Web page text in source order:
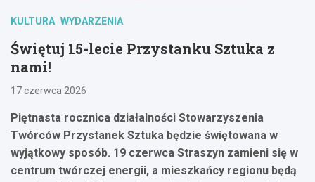
KULTURA WYDARZENIA
Świętuj 15-lecie Przystanku Sztuka z
nami!
17 czerwca 2026
Piętnasta rocznica działalności Stowarzyszenia
Twórców Przystanek Sztuka będzie świętowana w
wyjątkowy sposób. 19 czerwca Straszyn zamieni się w
centrum twórczej energii, a mieszkańcy regionu będą